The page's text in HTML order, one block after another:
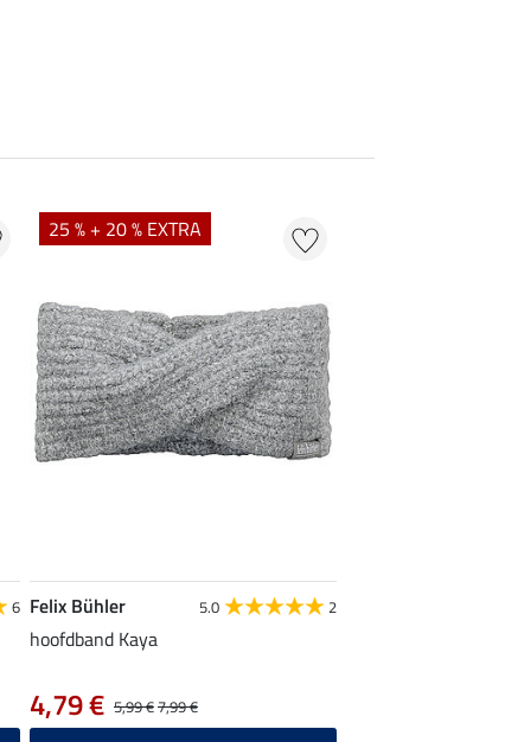
6
25 % + 20 % EXTRA
Felix Bühler 5.0 2
hoofdband Kaya
5,99 €7,99 €
4,79 €